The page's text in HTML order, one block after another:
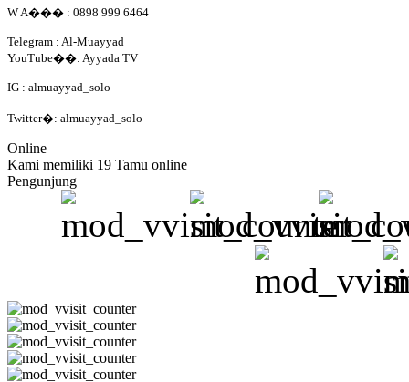
W A��� : 0898 999 6464
Telegram : Al-Muayyad
YouTube��: Ayyada TV
IG : almuayyad_solo
Twitter�: almuayyad_solo
Online
Kami memiliki 19 Tamu online
Pengunjung